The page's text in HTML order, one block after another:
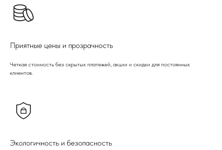
Приятные цены и прозрачность
Четкая стоимость без скрытых платежей, акции и скидки для постоянных
клиентов.
Экологичность и безопасность